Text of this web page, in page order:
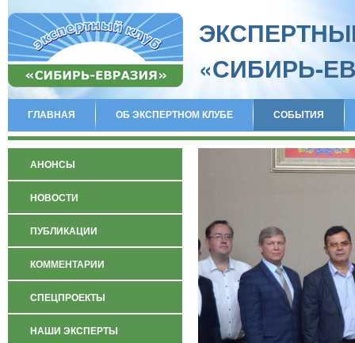
«СИБИРЬ-
ГЛАВНАЯ ОБ ЭКСПЕРТНОМ КЛУБЕ СОБЫТИЯ
АНОНСЫ
НОВОСТИ
ПУБЛИКАЦИИ
КОММЕНТАРИИ
СПЕЦПРОЕКТЫ
НАШИ ЭКСПЕРТЫ